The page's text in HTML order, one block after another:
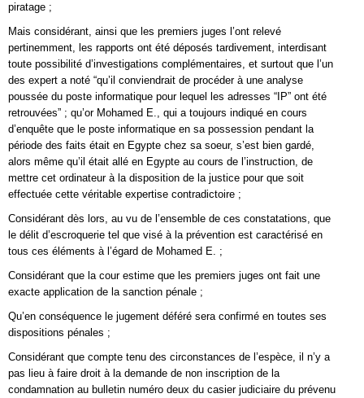
piratage ;
Mais considérant, ainsi que les premiers juges l’ont relevé
pertinemment, les rapports ont été déposés tardivement, interdisant
toute possibilité d’investigations complémentaires, et surtout que l’un
des expert a noté “qu’il conviendrait de procéder à une analyse
poussée du poste informatique pour lequel les adresses “IP” ont été
retrouvées” ; qu’or Mohamed E., qui a toujours indiqué en cours
d’enquête que le poste informatique en sa possession pendant la
période des faits était en Egypte chez sa soeur, s’est bien gardé,
alors même qu’il était allé en Egypte au cours de l’instruction, de
mettre cet ordinateur à la disposition de la justice pour que soit
effectuée cette véritable expertise contradictoire ;
Considérant dès lors, au vu de l’ensemble de ces constatations, que
le délit d’escroquerie tel que visé à la prévention est caractérisé en
tous ces éléments à l’égard de Mohamed E. ;
Considérant que la cour estime que les premiers juges ont fait une
exacte application de la sanction pénale ;
Qu’en conséquence le jugement déféré sera confirmé en toutes ses
dispositions pénales ;
Considérant que compte tenu des circonstances de l’espèce, il n’y a
pas lieu à faire droit à la demande de non inscription de la
condamnation au bulletin numéro deux du casier judiciaire du prévenu